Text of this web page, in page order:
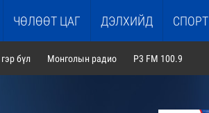
ЧӨЛӨӨТ ЦАГ ДЭЛХИЙД СПОРТ
бүл Монголын радио P3 FM 100.9